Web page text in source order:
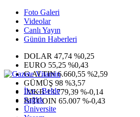
Foto Galeri
Videolar
Canlı Yayın
Günün Haberleri
DOLAR 47,74 %0,25
EURO 55,25 %0,43
G.ALTIN6.660,55 %2,59
GÜMÜŞ 98 %3,57
IMKB13.779,39 %-0,14
BITCOIN 65.007 %-0,43
İlçe - Belde
Sağlık
Üniversite